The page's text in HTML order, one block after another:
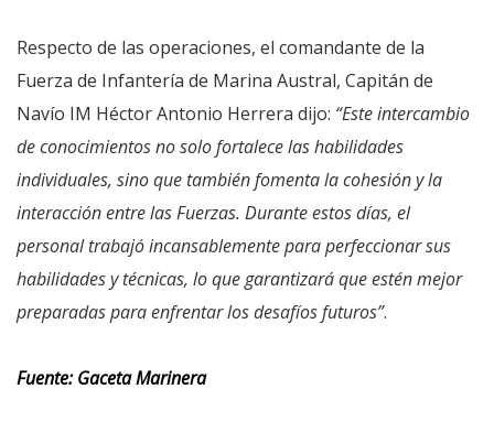
Respecto de las operaciones, el comandante de la
Fuerza de Infantería de Marina Austral, Capitán de
Navío IM Héctor Antonio Herrera dijo: “Este intercambio
de conocimientos no solo fortalece las habilidades
individuales, sino que también fomenta la cohesión y la
interacción entre las Fuerzas. Durante estos días, el
personal trabajó incansablemente para perfeccionar sus
habilidades y técnicas, lo que garantizará que estén mejor
preparadas para enfrentar los desafíos futuros”.
Fuente: Gaceta Marinera